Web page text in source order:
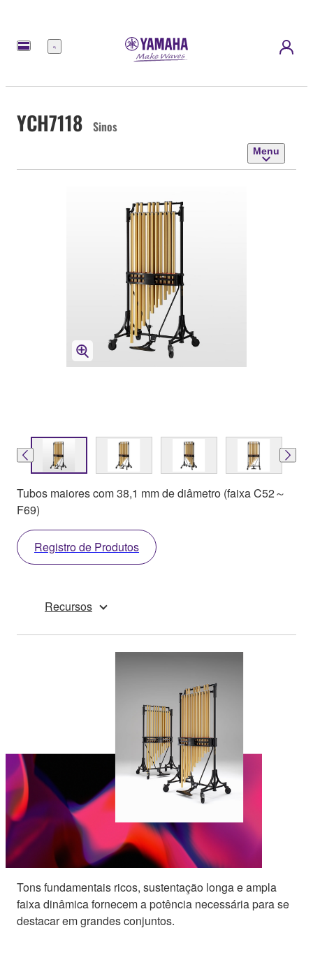
Menu
YCH7118 Sinos
Menu
Tubos maiores com 38,1 mm de diâmetro (faixa C52～
F69)
Registro de Produtos
Recursos
Tons fundamentais ricos, sustentação longa e ampla
faixa dinâmica fornecem a potência necessária para se
destacar em grandes conjuntos.